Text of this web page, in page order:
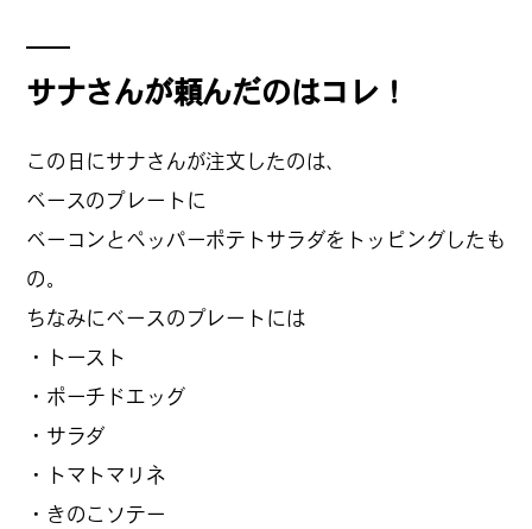
#飛行機で行かない海外旅
行
#札幌カレー探訪
#狸の一歩
サナさんが頼んだのはコレ！
この日にサナさんが注文したのは、
ベースのプレートに
ベーコンとペッパーポテトサラダをトッピングしたも
の。
ちなみにベースのプレートには
・トースト
・ポーチドエッグ
・サラダ
・トマトマリネ
・きのこソテー